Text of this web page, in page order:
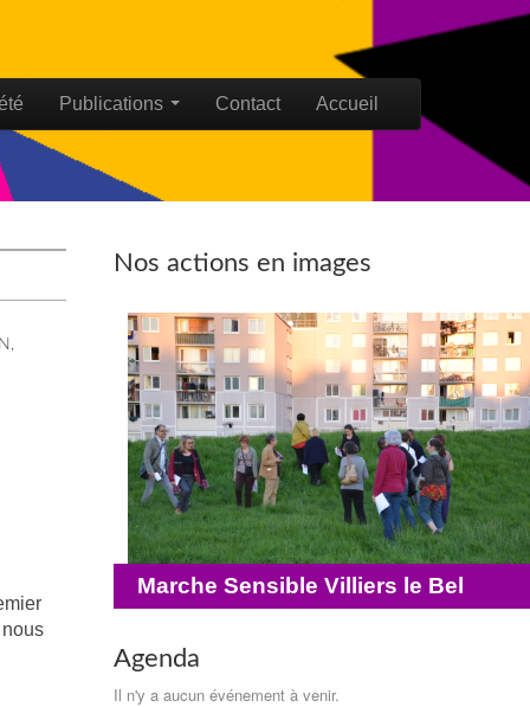
Publications Contact Accueil
,
Nos actions en images
Marche Sensible Villiers le Bel
Agenda
Il n'y a aucun événement à venir.